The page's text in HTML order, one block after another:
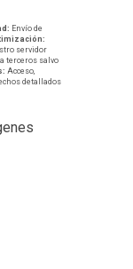
Envío de
servidor
terceros salvo
Acceso,
detallados